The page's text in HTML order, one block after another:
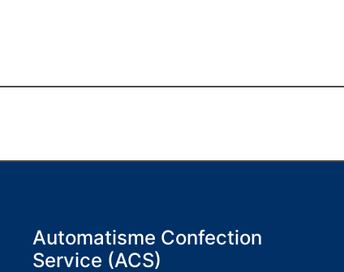
Automatisme Confection
Service (ACS)